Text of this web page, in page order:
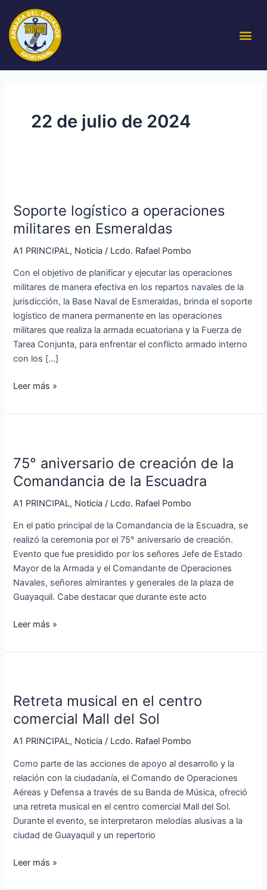
contenido
22 de julio de 2024
Soporte logístico a operaciones
militares en Esmeraldas
A1 PRINCIPAL, Noticia / Lcdo. Rafael Pombo
Con el objetivo de planificar y ejecutar las operaciones
militares de manera efectiva en los repartos navales de la
jurisdicción, la Base Naval de Esmeraldas, brinda el soporte
logístico de manera permanente en las operaciones
militares que realiza la armada ecuatoriana y la Fuerza de
Tarea Conjunta, para enfrentar el conflicto armado interno
con los […]
a
operaciones
en
Esmeraldas
Leer más »
75° aniversario de creación de la
Comandancia de la Escuadra
A1 PRINCIPAL, Noticia / Lcdo. Rafael Pombo
En el patio principal de la Comandancia de la Escuadra, se
realizó la ceremonia por el 75° aniversario de creación.
Evento que fue presidido por los señores Jefe de Estado
Mayor de la Armada y el Comandante de Operaciones
Navales, señores almirantes y generales de la plaza de
Guayaquil. Cabe destacar que durante este acto
de
creación
la
Comandancia
la
Escuadra
Leer más »
Retreta musical en el centro
comercial Mall del Sol
A1 PRINCIPAL, Noticia / Lcdo. Rafael Pombo
Como parte de las acciones de apoyo al desarrollo y la
relación con la ciudadanía, el Comando de Operaciones
Aéreas y Defensa a través de su Banda de Música, ofreció
una retreta musical en el centro comercial Mall del Sol.
Durante el evento, se interpretaron melodías alusivas a la
ciudad de Guayaquil y un repertorio
en
el
comercial
Sol
Leer más »